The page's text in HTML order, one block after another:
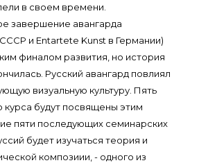
в своем времени.
завершение авангарда
и Entartete Kunst в Германии)
финалом развития, но история
Русский авангард повлиял
визуальную культуру. Пять
курса будут посвящены этим
пяти последующих семинарских
будет изучаться теория и
композиии, - одного из